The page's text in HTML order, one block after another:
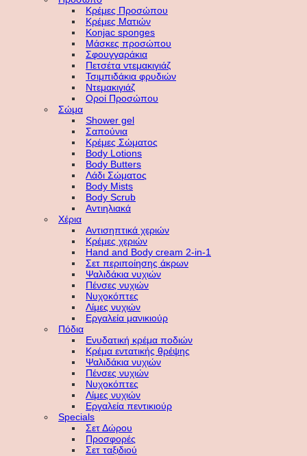
Κρέμες Προσώπου
Κρέμες Ματιών
Konjac sponges
Μάσκες προσώπου
Σφουγγαράκια
Πετσέτα ντεμακιγιάζ
Τσιμπιδάκια φρυδιών
Ντεμακιγιάζ
Οροί Προσώπου
Σώμα
Shower gel
Σαπούνια
Κρέμες Σώματος
Body Lotions
Body Butters
Λάδι Σώματος
Body Mists
Body Scrub
Αντιηλιακά
Χέρια
Αντισηπτικά χεριών
Κρέμες χεριών
Hand and Body cream 2-in-1
Σετ περιποίησης άκρων
Ψαλιδάκια νυχιών
Πένσες νυχιών
Νυχοκόπτες
Λίμες νυχιών
Εργαλεία μανικιούρ
Πόδια
Ενυδατική κρέμα ποδιών
Κρέμα εντατικής θρέψης
Ψαλιδάκια νυχιών
Πένσες νυχιών
Νυχοκόπτες
Λίμες νυχιών
Εργαλεία πεντικιούρ
Specials
Σετ Δώρου
Προσφορές
Σετ ταξιδιού